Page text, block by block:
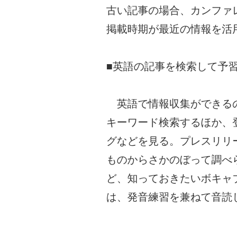
古い記事の場合、カンファ
掲載時期が最近の情報を活
■英語の記事を検索して予
英語で情報収集ができる
キーワード検索するほか
グなどを見る。プレスリ
ものからさかのぼって調
ど、知っておきたいボキ
は、発音練習を兼ねて音読